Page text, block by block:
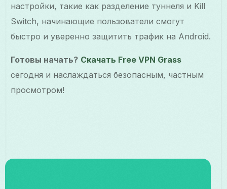
настройки, такие как разделение туннеля и Kill
Switch, начинающие пользователи смогут
быстро и уверенно защитить трафик на Android.
Готовы начать? Скачать Free VPN Grass
сегодня и наслаждаться безопасным, частным
просмотром!